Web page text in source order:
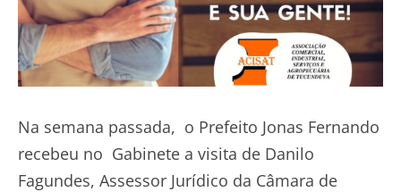
Na semana passada, o Prefeito Jonas Fernando
recebeu no Gabinete a visita de Danilo
Fagundes, Assessor Jurídico da Câmara de